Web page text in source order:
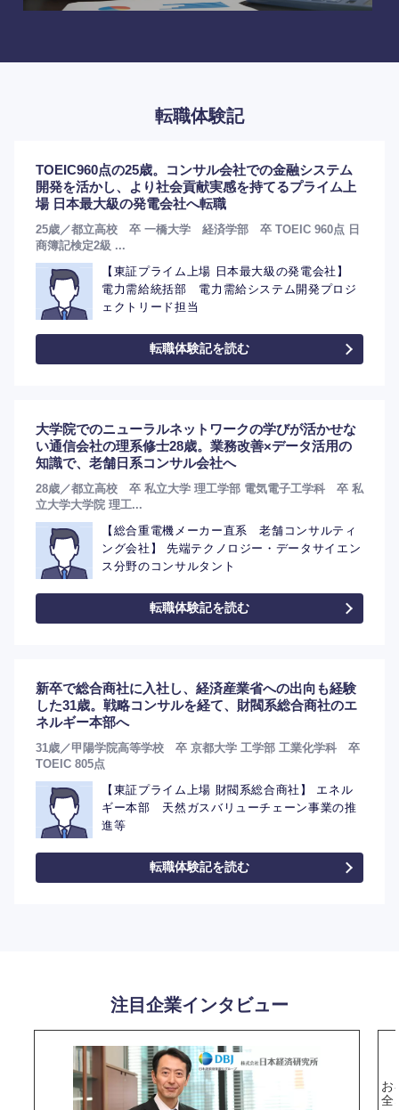
選択する
転職体験記
TOEIC960点の25歳。コンサル会社での金融システム
開発を活かし、より社会貢献実感を持てるプライム上
場 日本最大級の発電会社へ転職
25歳／都立高校 卒 一橋大学 経済学部 卒 TOEIC 960点 日
商簿記検定2級 ...
【東証プライム上場 日本最大級の発電会社】
電力需給統括部 電力需給システム開発プロジ
ェクトリード担当
転職体験記を読む
大学院でのニューラルネットワークの学びが活かせな
い通信会社の理系修士28歳。業務改善×データ活用の
知識で、老舗日系コンサル会社へ
28歳／都立高校 卒 私立大学 理工学部 電気電子工学科 卒 私
立大学大学院 理工...
【総合重電機メーカー直系 老舗コンサルティ
ング会社】 先端テクノロジー・データサイエン
ス分野のコンサルタント
転職体験記を読む
新卒で総合商社に入社し、経済産業省への出向も経験
した31歳。戦略コンサルを経て、財閥系総合商社のエ
ネルギー本部へ
31歳／甲陽学院高等学校 卒 京都大学 工学部 工業化学科 卒
TOEIC 805点
【東証プライム上場 財閥系総合商社】 エネル
ギー本部 天然ガスバリューチェーン事業の推
進等
転職体験記を読む
注目企業インタビュー
お
全